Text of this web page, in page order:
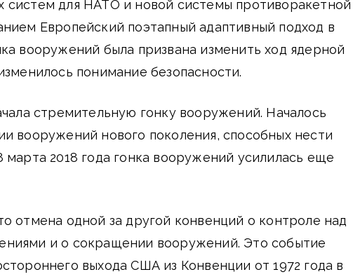
систем для НАТО и новой системы противоракетной
Европейский поэтапный адаптивный подход в
вооружений была призвана изменить ход ядерной
понимание безопасности.
стремительную гонку вооружений. Началось
вооружений нового поколения, способных нести
2018 года гонка вооружений усилилась еще
отмена одной за другой конвенций о контроле над
и о сокращении вооружений. Это событие
выхода США из Конвенции от 1972 года в